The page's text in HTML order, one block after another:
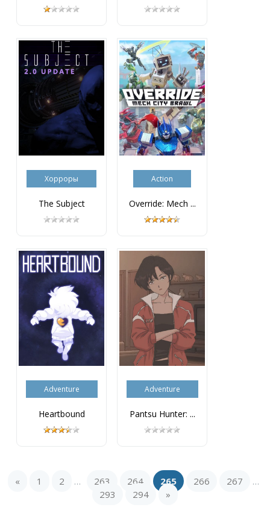
Хорроры
The Subject
Action
Override: Mech ...
Adventure
Heartbound
Adventure
Pantsu Hunter: ...
« 1 2 ... 263 264 265 266 267 ...
293 294 »